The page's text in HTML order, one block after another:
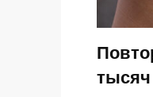
тысяч